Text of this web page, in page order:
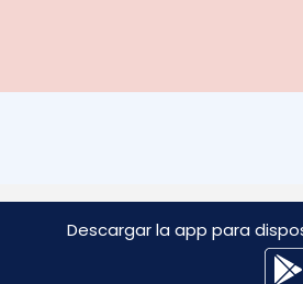
Descargar la app para